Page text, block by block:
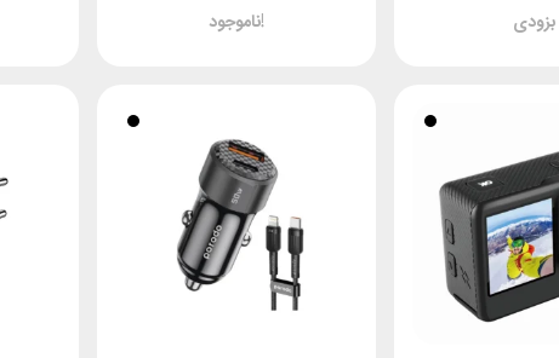
بزودی ناموجود!